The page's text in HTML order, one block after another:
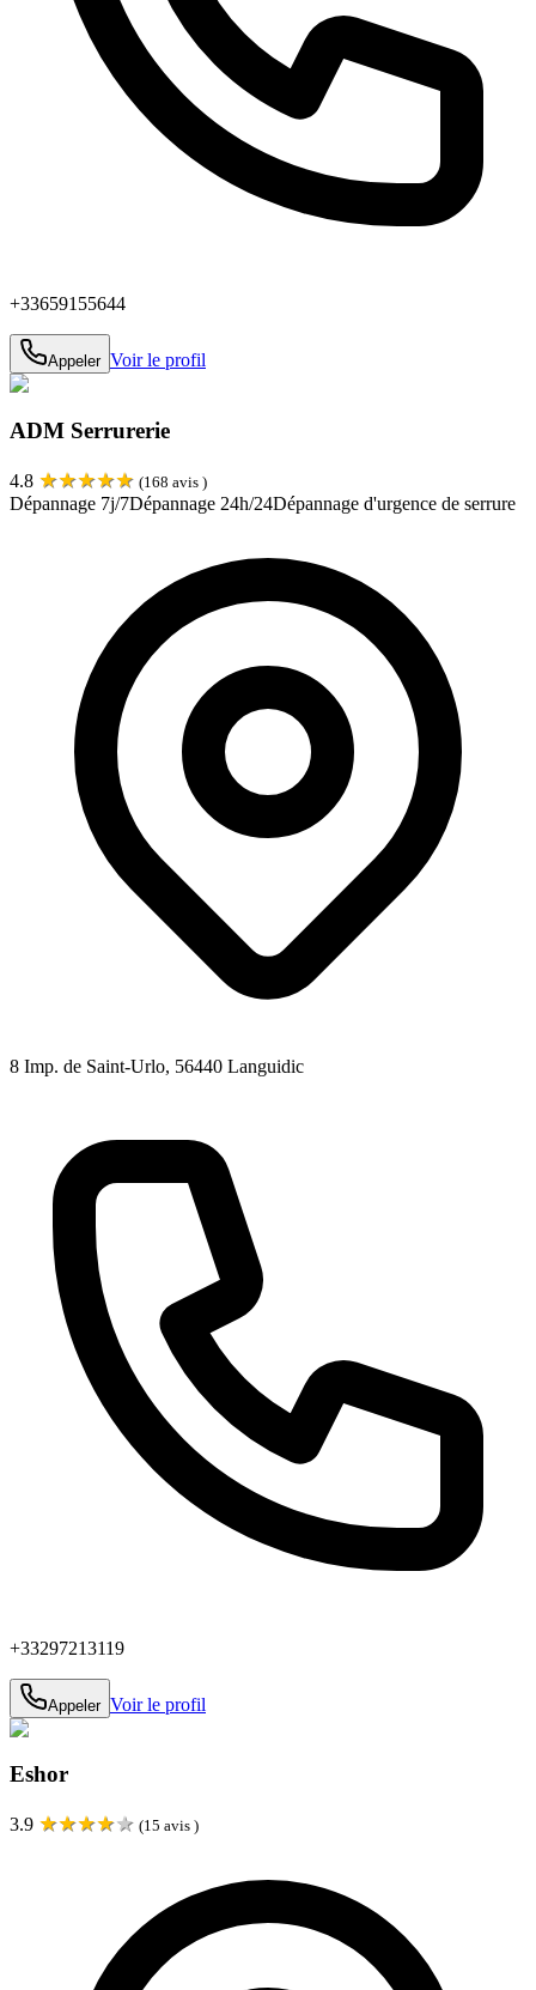
+33659155644
Appeler Voir le profil
ADM Serrurerie
4.8 ★★★★★ (168 avis )
Dépannage 7j/7Dépannage 24h/24Dépannage d'urgence de serrure
8 Imp. de Saint-Urlo, 56440 Languidic
+33297213119
Appeler Voir le profil
Eshor
3.9 ★★★★★ (15 avis )